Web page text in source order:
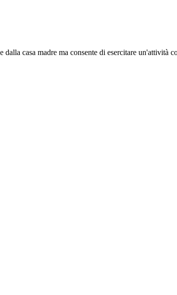
casa madre ma consente di esercitare un'attività